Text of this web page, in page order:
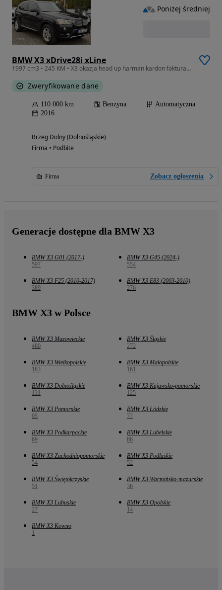
BMW X3 xDrive28i xLine
1997 cm3 • 245 KM • X3 okazja head up harman kardon faktura raty raty
Zweryfikowane dane
110 000 km Benzyna
Automatyczna
2016
Brzeg Dolny (Dolnośląskie)
Firma • Podbite
Firma Zobacz ogłoszenia
Poniżej średniej
Generacje dostępne dla BMW X3
BMW X3 G01 (2017-)
597
BMW X3 G45 (2024-)
554
BMW X3 F25 (2010-2017)
389
BMW X3 E83 (2003-2010)
276
BMW X3 w Polsce
BMW X3 Mazowieckie
480
BMW X3 Śląskie
272
BMW X3 Wielkopolskie
183
BMW X3 Małopolskie
161
BMW X3 Dolnośląskie
131
BMW X3 Kujawsko-pomorskie
125
BMW X3 Pomorskie
95
BMW X3 Łódzkie
77
BMW X3 Podkarpackie
69
BMW X3 Lubelskie
66
BMW X3 Zachodniopomorskie
54
BMW X3 Podlaskie
52
BMW X3 Świętokrzyskie
51
BMW X3 Warmińsko-mazurskie
36
BMW X3 Lubuskie
27
BMW X3 Opolskie
14
BMW X3 Kowno
1